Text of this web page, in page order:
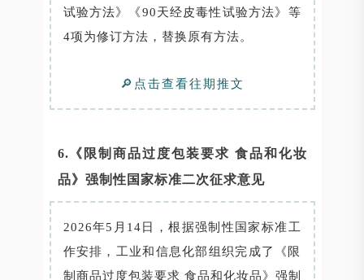
试验方法》《90天经皮毒性试验方法》等
4项为修订方法，替换原有方法。
🔎点击查看往期推文
6.《限制商品过度包装要求 食品和化妆
品》强制性国家标准二次征求意见
2026年5月14日，根据强制性国家标准工
作安排，工业和信息化部组织完成了《限
制商品过度包装要求 食品和化妆品》强制